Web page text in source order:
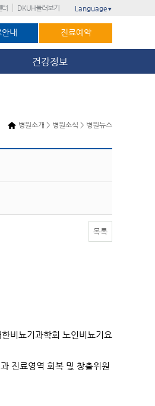
터 DKUH둘러보기 Language ▼
내 진료예약
건강정보
병원소개 > 병원소식 > 병원뉴스
목록
비뇨기과학회 노인비뇨기요
진료영역 회복 및 창출위원